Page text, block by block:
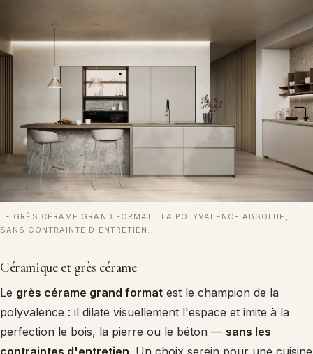
LE GRÈS CÉRAME GRAND FORMAT : LA POLYVALENCE ABSOLUE,
SANS CONTRAINTE D'ENTRETIEN.
Céramique et grès cérame
Le grès cérame grand format est le champion de la
polyvalence : il dilate visuellement l'espace et imite à la
perfection le bois, la pierre ou le béton — sans les